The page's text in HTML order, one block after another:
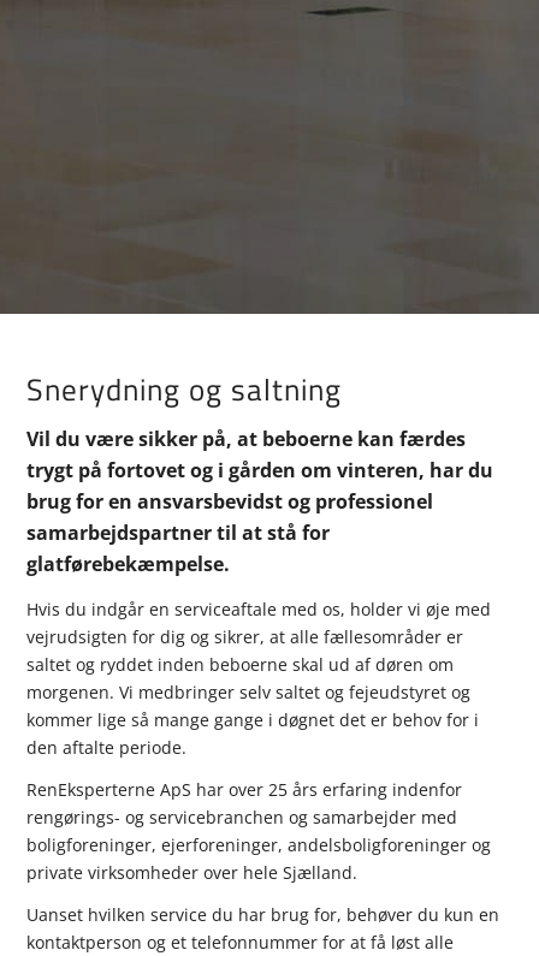
Snerydning og saltning
Vil du være sikker på, at beboerne kan færdes
trygt på fortovet og i gården om vinteren, har du
brug for en ansvarsbevidst og professionel
samarbejdspartner til at stå for
glatførebekæmpelse.
Hvis du indgår en serviceaftale med os, holder vi øje med
vejrudsigten for dig og sikrer, at alle fællesområder er
saltet og ryddet inden beboerne skal ud af døren om
morgenen. Vi medbringer selv saltet og fejeudstyret og
kommer lige så mange gange i døgnet det er behov for i
den aftalte periode.
RenEksperterne ApS har over 25 års erfaring indenfor
rengørings- og servicebranchen og samarbejder med
boligforeninger, ejerforeninger, andelsboligforeninger og
private virksomheder over hele Sjælland.
Uanset hvilken service du har brug for, behøver du kun en
kontaktperson og et telefonnummer for at få løst alle